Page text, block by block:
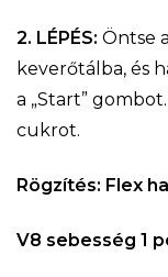
2. LÉPÉS: Öntse
keverőtálba, és
a „Start”
cukrot.
Rögzítés: Flex
V8 sebesség 1